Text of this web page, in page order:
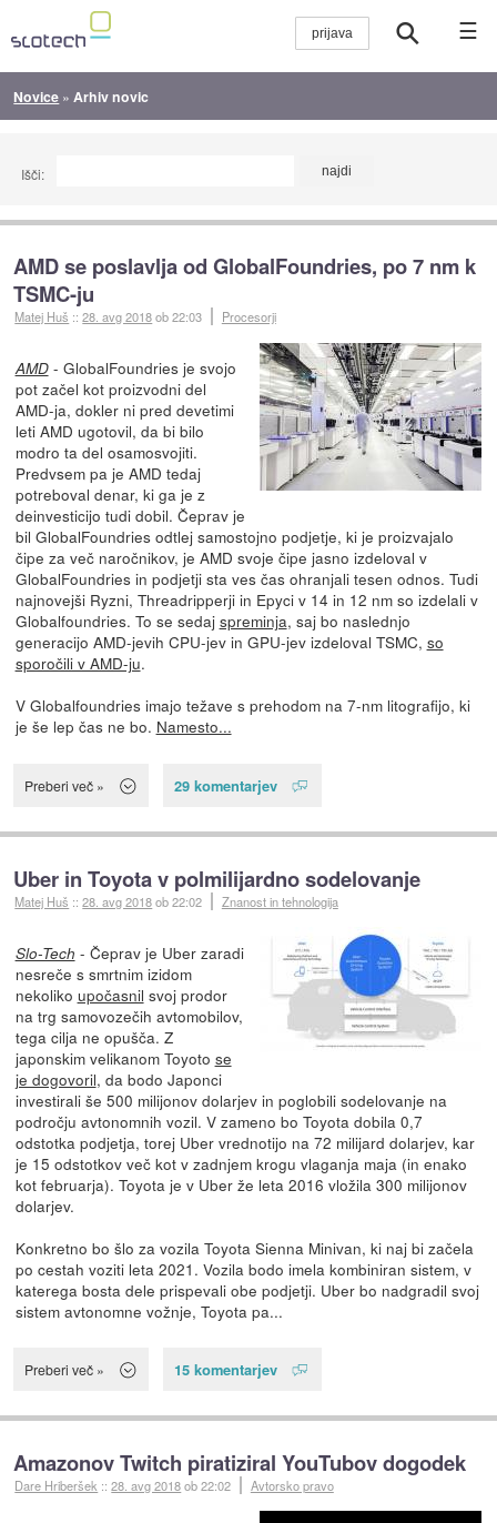
☰
Novice » Arhiv novic
Išči:
AMD se poslavlja od GlobalFoundries, po 7 nm k
TSMC-ju
Matej Huš ::28. avg 2018ob 22:03 Procesorji
AMD- GlobalFoundries je svojo
pot začel kot proizvodni del
AMD-ja, dokler ni pred devetimi
leti AMD ugotovil, da bi bilo
modro ta del osamosvojiti.
Predvsem pa je AMD tedaj
potreboval denar, ki ga je z
deinvesticijo tudi dobil. Čeprav je
bil GlobalFoundries odtlej samostojno podjetje, ki je proizvajalo
čipe za več naročnikov, je AMD svoje čipe jasno izdeloval v
GlobalFoundries in podjetji sta ves čas ohranjali tesen odnos. Tudi
najnovejši Ryzni, Threadripperji in Epyci v 14 in 12 nm so izdelali v
Globalfoundries. To se sedaj spreminja, saj bo naslednjo
generacijo AMD-jevih CPU-jev in GPU-jev izdeloval TSMC, so
sporočili v AMD-ju.
V Globalfoundries imajo težave s prehodom na 7-nm litografijo, ki
je še lep čas ne bo. Namesto...
Preberi več » 29 komentarjev
Uber in Toyota v polmilijardno sodelovanje
Matej Huš ::28. avg 2018ob 22:02 Znanost in tehnologija
Slo-Tech - Čeprav je Uber zaradi
nesreče s smrtnim izidom
nekoliko upočasnil svoj prodor
na trg samovozečih avtomobilov,
tega cilja ne opušča. Z
japonskim velikanom Toyoto se
je dogovoril, da bodo Japonci
investirali še 500 milijonov dolarjev in poglobili sodelovanje na
področju avtonomnih vozil. V zameno bo Toyota dobila 0,7
odstotka podjetja, torej Uber vrednotijo na 72 milijard dolarjev, kar
je 15 odstotkov več kot v zadnjem krogu vlaganja maja (in enako
kot februarja). Toyota je v Uber že leta 2016 vložila 300 milijonov
dolarjev.
Konkretno bo šlo za vozila Toyota Sienna Minivan, ki naj bi začela
po cestah voziti leta 2021. Vozila bodo imela kombiniran sistem, v
katerega bosta dele prispevali obe podjetji. Uber bo nadgradil svoj
sistem avtonomne vožnje, Toyota pa...
Preberi več » 15 komentarjev
Amazonov Twitch piratiziral YouTubov dogodek
Dare Hriberšek ::28. avg 2018ob 22:02 Avtorsko pravo